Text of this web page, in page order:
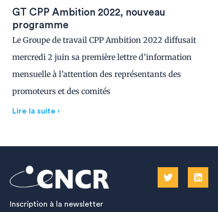
GT CPP Ambition 2022, nouveau
programme
Le Groupe de travail CPP Ambition 2022 diffusait
mercredi 2 juin sa première lettre d’information
mensuelle à l’attention des représentants des
promoteurs et des comités
Lire la suite ›
Inscription à la newsletter